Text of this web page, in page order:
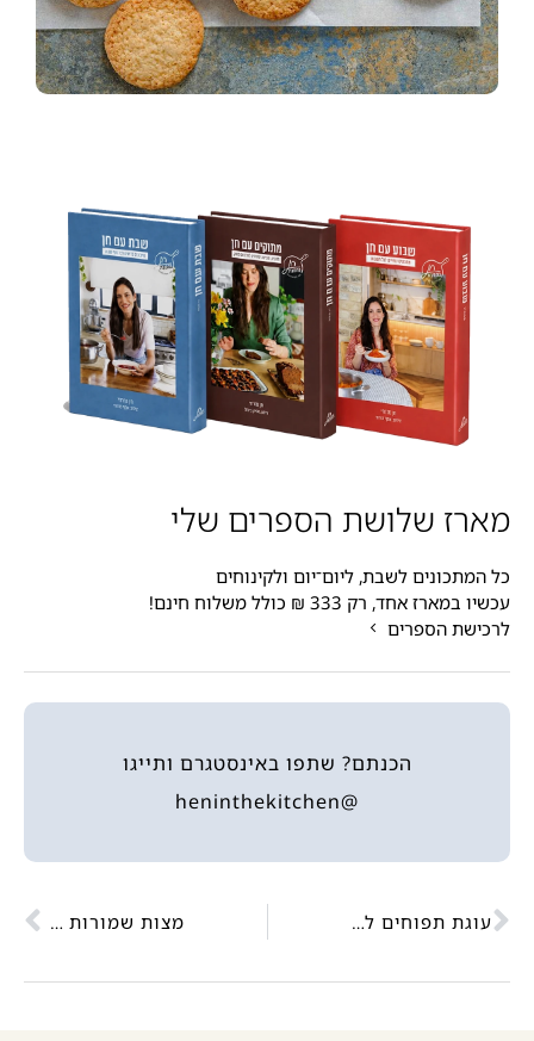
מארז שלושת הספרים שלי
כל המתכונים לשבת, ליום־יום ולקינוחים
עכשיו במארז אחד, רק 333 ₪ כולל משלוח חינם!
לרכישת הספרים
הכנתם? שתפו באינסטגרם ותייגו
@heninthekitchen
עוגת תפוחים ללא גלוטן מצות שמורות לפסח